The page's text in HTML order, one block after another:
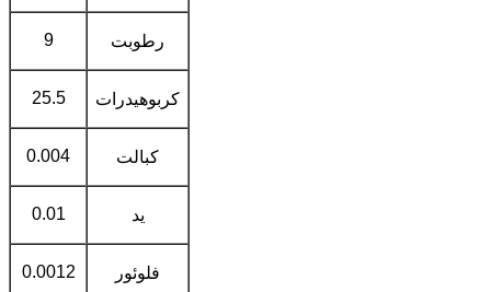
رطوبت 9
کربوهيدرات 25.5
کبالت 0.004
يد 0.01
فلوئور 0.0012